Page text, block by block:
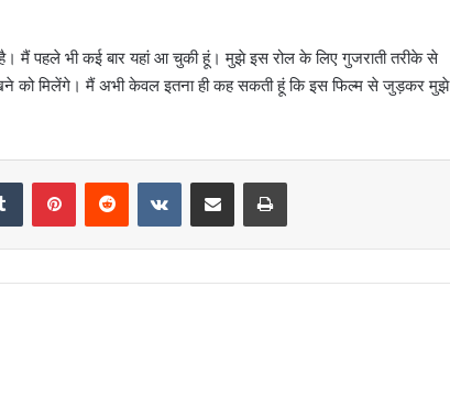
मैं पहले भी कई बार यहां आ चुकी हूं। मुझे इस रोल के लिए गुजराती तरीके से
को मिलेंगे। मैं अभी केवल इतना ही कह सकती हूं कि इस फिल्म से जुड़कर मुझे